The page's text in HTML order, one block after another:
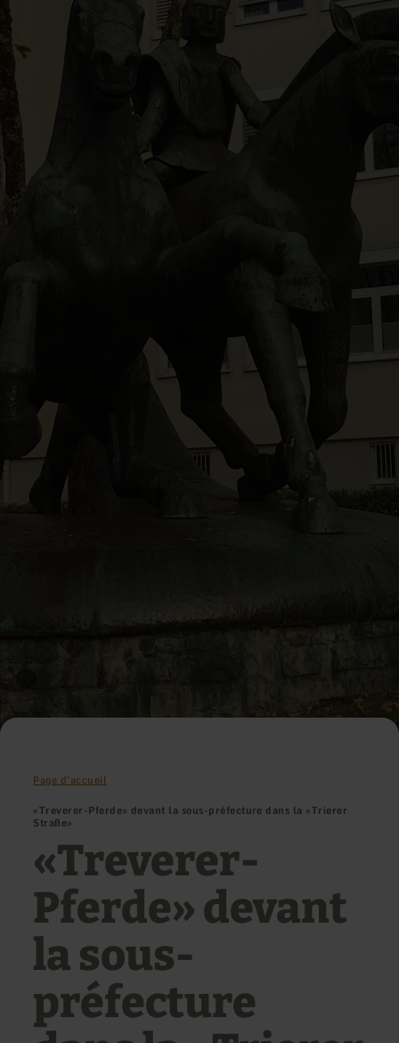
Page d'accueil
«Treverer-Pferde» devant la sous-préfecture dans la «Trierer
Straße»
«Treverer-
Pferde» devant
la sous-
préfecture